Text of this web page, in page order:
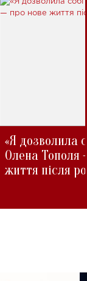
«Я дозволила
Олена Тополя
життя після